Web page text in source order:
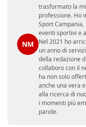
NM
trasformato la
professione. Ho
Sport
eventi sportivi e
Nel 2021 ho
un anno di
della redazione
collaboro con il
ha non solo
anche una vera
alla ricerca di
i momenti più
parole.